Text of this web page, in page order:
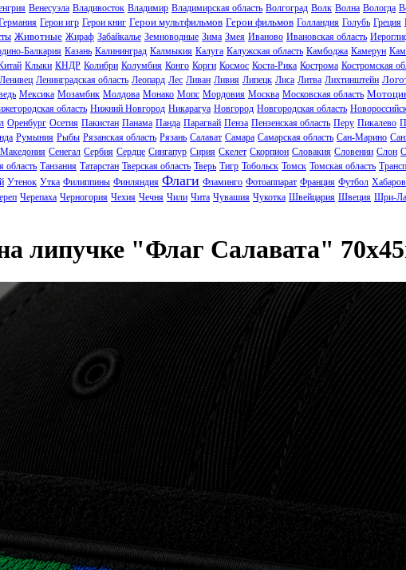
Венесуэла Владивосток Владимир Владимирская область Волгоград Волк Волна Вологда
Герои игр Герои книг Герои мультфильмов Герои фильмов Голландия Голубь Греция
Животные Жираф Забайкалье Земноводные Зима Змея Иваново Ивановская область
Балкария Казань Калининград Калмыкия Калуга Калужская область Камбоджа Камерун
Клыки КНДР Колибри Колумбия Конго Корги Космос Коста-Рика Кострома Костромская
Ленивец Ленинградская область Леопард Лес Ливан Ливия Липецк Лиса Литва Лихтинштейн
Мексика Мозамбик Молдова Монако Мопс Мордовия Москва Московская область
область Нижний Новгород Никарагуа Новгород Новгородская область
Оренбург Осетия Пакистан Панама Панда Парагвай Пенза Пензенская область Перу Пикалево
Румыния Рыбы Рязанская область Рязань Салават Самара Самарская область Сан-Марино
Сенегал Сербия Сердце Сингапур Сирия Скелет Скорпион Словакия Словении Слон
область Танзания Татарстан Тверская область Тверь Тигр Тобольск Томск Томская область
Утенок Утка Филиппины Финляндия Флаги Фламинго Фотоаппарат Франция Футбол
Черепаха Черногория Чехия Чечня Чили Чита Чувашия Чукотка Швейцария Швеция Шри-
липучке "Флаг Салавата"